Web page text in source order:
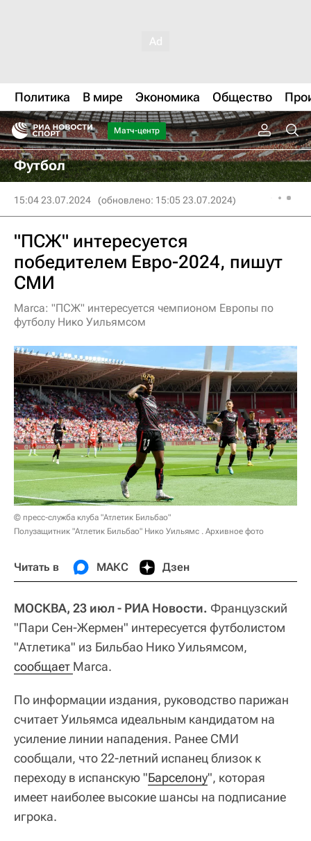
Политика В мире Экономика Общество
Матч-центр
Футбол
15:04 23.07.2024 (обновлено: 15:05 23.07.2024)
"ПСЖ" интересуется
победителем Евро-2024, пишут
СМИ
Marca: "ПСЖ" интересуется чемпионом Европы по
футболу Нико Уильямсом
© пресс-служба клуба "Атлетик Бильбао"
Полузащитник "Атлетик Бильбао" Нико Уильямс . Архивное фото
Читать в МАКС Дзен
МОСКВА, 23 июл - РИА Новости. Французский
"Пари Сен-Жермен" интересуется футболистом
"Атлетика" из Бильбао Нико Уильямсом,
сообщает Marca.
По информации издания, руководство парижан
считает Уильямса идеальным кандидатом на
усиление линии нападения. Ранее СМИ
сообщали, что 22-летний испанец близок к
переходу в испанскую "Барселону", которая
имеет наиболее высокие шансы на подписание
игрока.